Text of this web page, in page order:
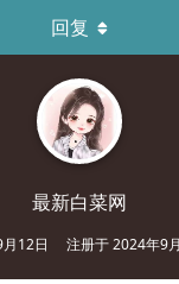
最新白菜网
12日 注册于2024年9
回复